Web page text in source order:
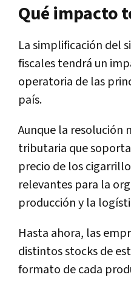
Qué impacto
La simplificación del
fiscales tendrá un
operatoria de las
país.
Aunque la resolución
tributaria que
precio de los
relevantes para la
producción y la
Hasta ahora, las
distintos stocks de
formato de cada